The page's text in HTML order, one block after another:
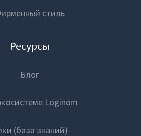
стиль
Ресурсы
Блог
Loginom
(база знаний)